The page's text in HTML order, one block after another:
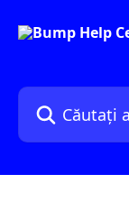
Căutați articole...